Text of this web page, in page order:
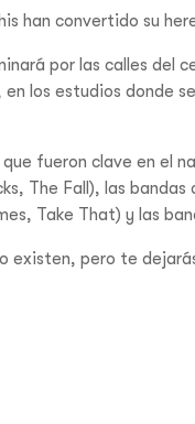
han convertido su
por las calles del
los estudios
fueron clave en el
The Fall), las
Take That) y las
existen, pero te